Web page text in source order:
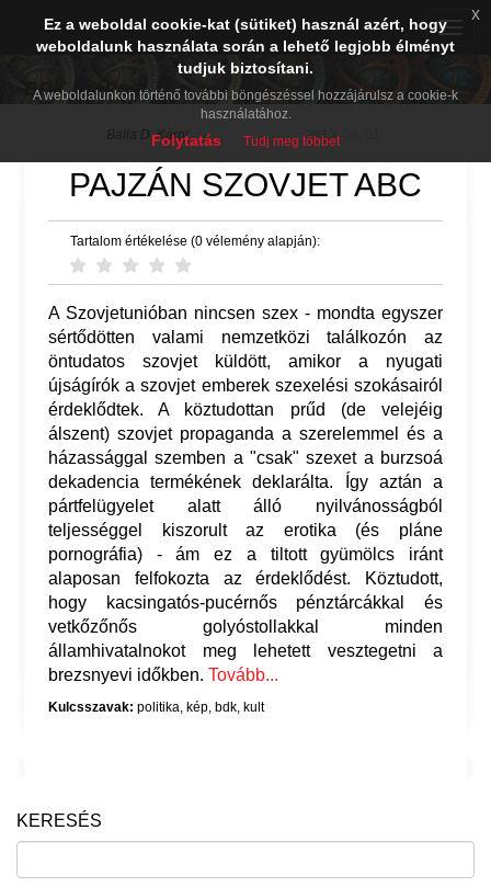
Toggle
BDK PréPost
Balla D. Károj 2013. 08. 01.
PAJZÁN SZOVJET ABC
Tartalom értékelése (0 vélemény alapján):
A Szovjetunióban nincsen szex - mondta egyszer
sértődötten valami nemzetközi találkozón az
öntudatos szovjet küldött, amikor a nyugati
újságírók a szovjet emberek szexelési szokásairól
érdeklődtek. A köztudottan prűd (de velejéig
álszent) szovjet propaganda a szerelemmel és a
házassággal szemben a "csak" szexet a burzsoá
dekadencia termékének deklarálta. Így aztán a
pártfelügyelet alatt álló nyilvánosságból
teljességgel kiszorult az erotika (és pláne
pornográfia) - ám ez a tiltott gyümölcs iránt
alaposan felfokozta az érdeklődést. Köztudott,
hogy kacsingatós-pucérnős pénztárcákkal és
vetkőzőnős golyóstollakkal minden
államhivatalnokot meg lehetett vesztegetni a
brezsnyevi időkben. Tovább...
Kulcsszavak: politika kép bdk kult
KERESÉS
Ez a weboldal cookie-kat (sütiket) használ azért, hogy
weboldalunk használata során a lehető legjobb élményt
tudjuk biztosítani.
A weboldalunkon történő további böngészéssel hozzájárulsz a cookie-k
használatához.
Folytatás Tudj meg többet
x